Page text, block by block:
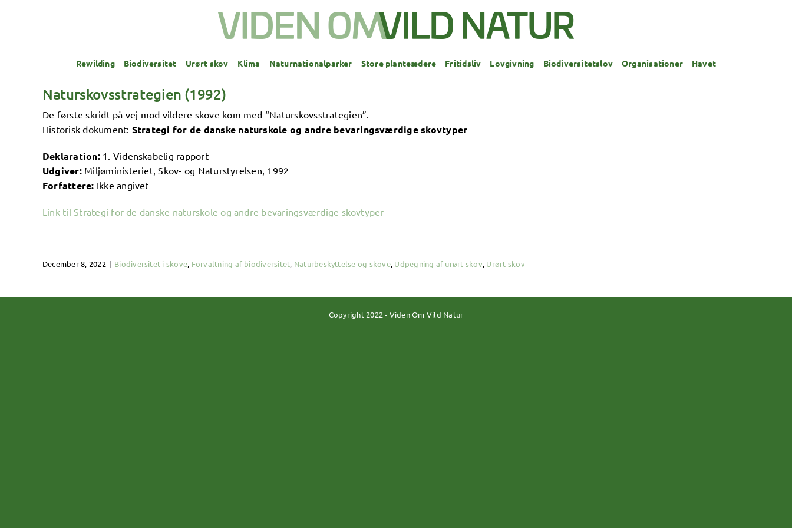
Rewilding Biodiversitet Urørt skov Klima Naturnationalparker Store planteædere Fritidsliv Lovgivning Biodiversitetslov Organisationer Havet
Naturskovsstrategien (1992)
De første skridt på vej mod vildere skove kom med “Naturskovsstrategien”.
Historisk dokument: Strategi for de danske naturskole og andre bevaringsværdige skovtyper
Deklaration:1. Videnskabelig rapport
Udgiver: Miljøministeriet, Skov- og Naturstyrelsen, 1992
Forfattere: Ikke angivet
Link til Strategi for de danske naturskole og andre bevaringsværdige skovtyper
December 8, 2022 | Biodiversitet i skove, Forvaltning af biodiversitet, Naturbeskyttelse og skove, Udpegning af urørt skov, Urørt skov
Copyright 2022 - Viden Om Vild Natur